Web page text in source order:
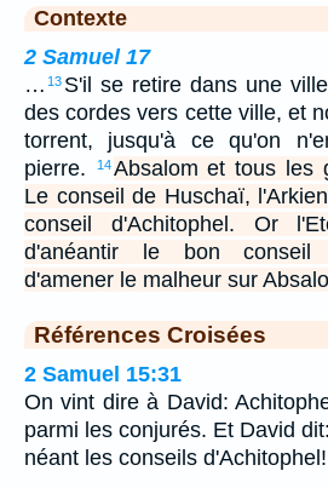
Contexte
2 Samuel 17
… 13 S'il se retire dans une
des cordes vers cette ville, et
torrent, jusqu'à ce qu'on
pierre.
14Absalom et tous les
Le conseil de Huschaï,
conseil d'Achitophel. Or
d'anéantir le bon conseil
d'amener le malheur sur
Références Croisées
2 Samuel 15:31
On vint dire à David:
parmi les conjurés. Et David
néant les conseils d'Achitophel!